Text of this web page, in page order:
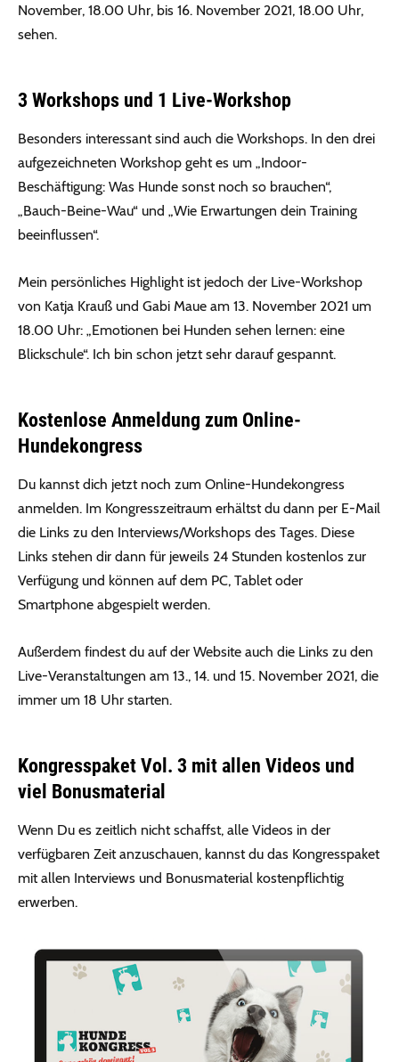
November, 18.00 Uhr, bis 16. November 2021, 18.00 Uhr,
sehen.
3 Workshops und 1 Live-Workshop
Besonders interessant sind auch die Workshops. In den drei
aufgezeichneten Workshop geht es um „Indoor-
Beschäftigung: Was Hunde sonst noch so brauchen“,
„Bauch-Beine-Wau“ und „Wie Erwartungen dein Training
beeinflussen“.
Mein persönliches Highlight ist jedoch der Live-Workshop
von Katja Krauß und Gabi Maue am 13. November 2021 um
18.00 Uhr: „Emotionen bei Hunden sehen lernen: eine
Blickschule“. Ich bin schon jetzt sehr darauf gespannt.
Kostenlose Anmeldung zum Online-
Hundekongress
Du kannst dich jetzt noch zum Online-Hundekongress
anmelden. Im Kongresszeitraum erhältst du dann per E-Mail
die Links zu den Interviews/Workshops des Tages. Diese
Links stehen dir dann für jeweils 24 Stunden kostenlos zur
Verfügung und können auf dem PC, Tablet oder
Smartphone abgespielt werden.
Außerdem findest du auf der Website auch die Links zu den
Live-Veranstaltungen am 13., 14. und 15. November 2021, die
immer um 18 Uhr starten.
Kongresspaket Vol. 3 mit allen Videos und
viel Bonusmaterial
Wenn Du es zeitlich nicht schaffst, alle Videos in der
verfügbaren Zeit anzuschauen, kannst du das Kongresspaket
mit allen Interviews und Bonusmaterial kostenpflichtig
erwerben.